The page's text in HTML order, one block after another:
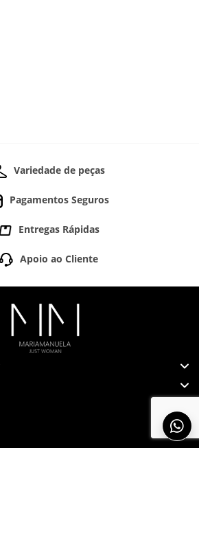
Variedade de peças
Pagamentos Seguros
Entregas Rápidas
Apoio ao Cliente